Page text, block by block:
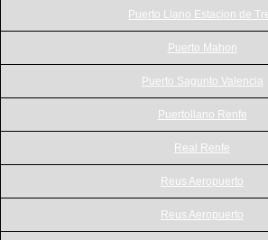
Puerto Llano Estacion de
Puerto Mahon
Puerto Sagunto Valencia
Puertollano Renfe
Real Renfe
Reus Aeropuerto
Reus Aeropuerto